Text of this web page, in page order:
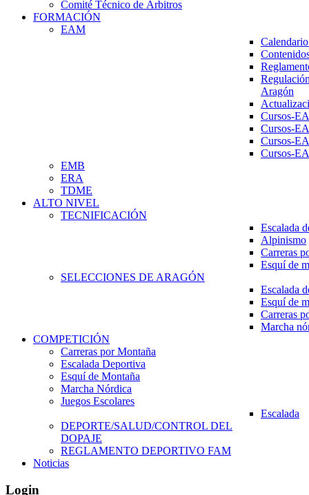
Comité Técnico de Árbitros
FORMACIÓN
EAM
Aragón
Cursos-
Cursos-
Cursos-
Cursos-
EMB
ERA
TDME
ALTO NIVEL
TECNIFICACIÓN
Escalada
Alpinismo
Carreras
Esquí de
SELECCIONES DE ARAGÓN
Escalada
Esquí de
Carreras
Marcha
COMPETICIÓN
Carreras por Montaña
Escalada Deportiva
Esquí de Montaña
Marcha Nórdica
Juegos Escolares
Escalada
DEPORTE/SALUD/CONTROL DEL
DOPAJE
REGLAMENTO DEPORTIVO FAM
Noticias
Login